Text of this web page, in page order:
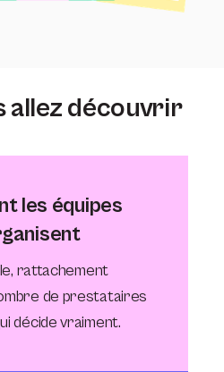
allez découvrir
les équipes
rattachement
de prestataires
décide vraiment.